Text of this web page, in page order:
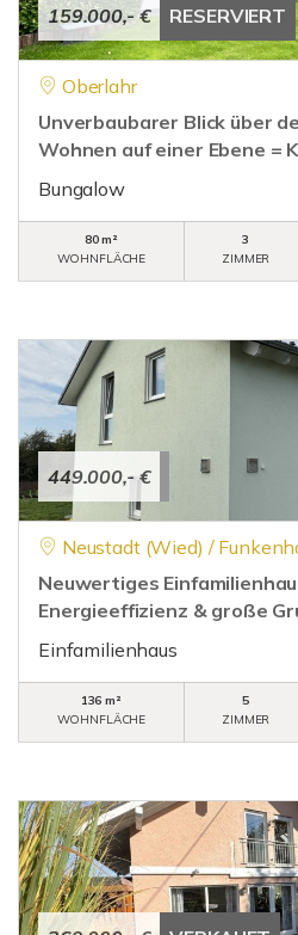
159.000,- € RESERVIERT
Oberlahr
Unverbaubarer Blick über
Wohnen auf einer Ebene =
Bungalow
80 m²
WOHNFLÄCHE
3
ZIMMER
449.000,- €
Neustadt (Wied) /
Neuwertiges
Energieeffizienz & große
Einfamilienhaus
136 m²
WOHNFLÄCHE
5
ZIMMER